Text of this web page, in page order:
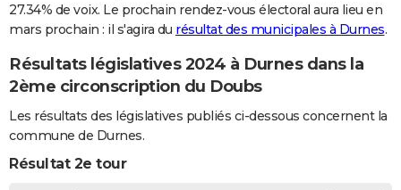
Se connecter
Entreprises
Service militaire
Avis de recherche
AVIS DE DÉCÈS
FORUM
Bricolage
Lifestyle
Culture
Sport
Auto
Television
Voyage
Cinema
27.34% de voix. Le prochain rendez-vous électoral aura lieu en
mars prochain : il s'agira du résultat des municipales à Durnes.
Résultats législatives 2024 à Durnes dans la
2ème circonscription du Doubs
Les résultats des législatives publiés ci-dessous concernent la
commune de Durnes.
Résultat 2e tour